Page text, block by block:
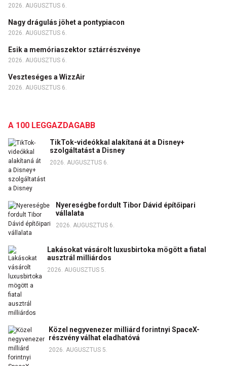
2026. AUGUSZTUS 6.
Nagy drágulás jöhet a pontypiacon
2026. AUGUSZTUS 6.
Esik a memóriaszektor sztárrészvénye
2026. AUGUSZTUS 6.
Veszteséges a WizzAir
2026. AUGUSZTUS 6.
A 100 LEGGAZDAGABB
TikTok-videókkal alakítaná át a Disney+
szolgáltatást a Disney
2026. AUGUSZTUS 6.
Nyereségbe fordult Tibor Dávid építőipari
vállalata
2026. AUGUSZTUS 6.
Lakásokat vásárolt luxusbirtoka mögött a fiatal
ausztrál milliárdos
2026. AUGUSZTUS 5.
Közel negyvenezer milliárd forintnyi SpaceX-
részvény válhat eladhatóvá
2026. AUGUSZTUS 5.